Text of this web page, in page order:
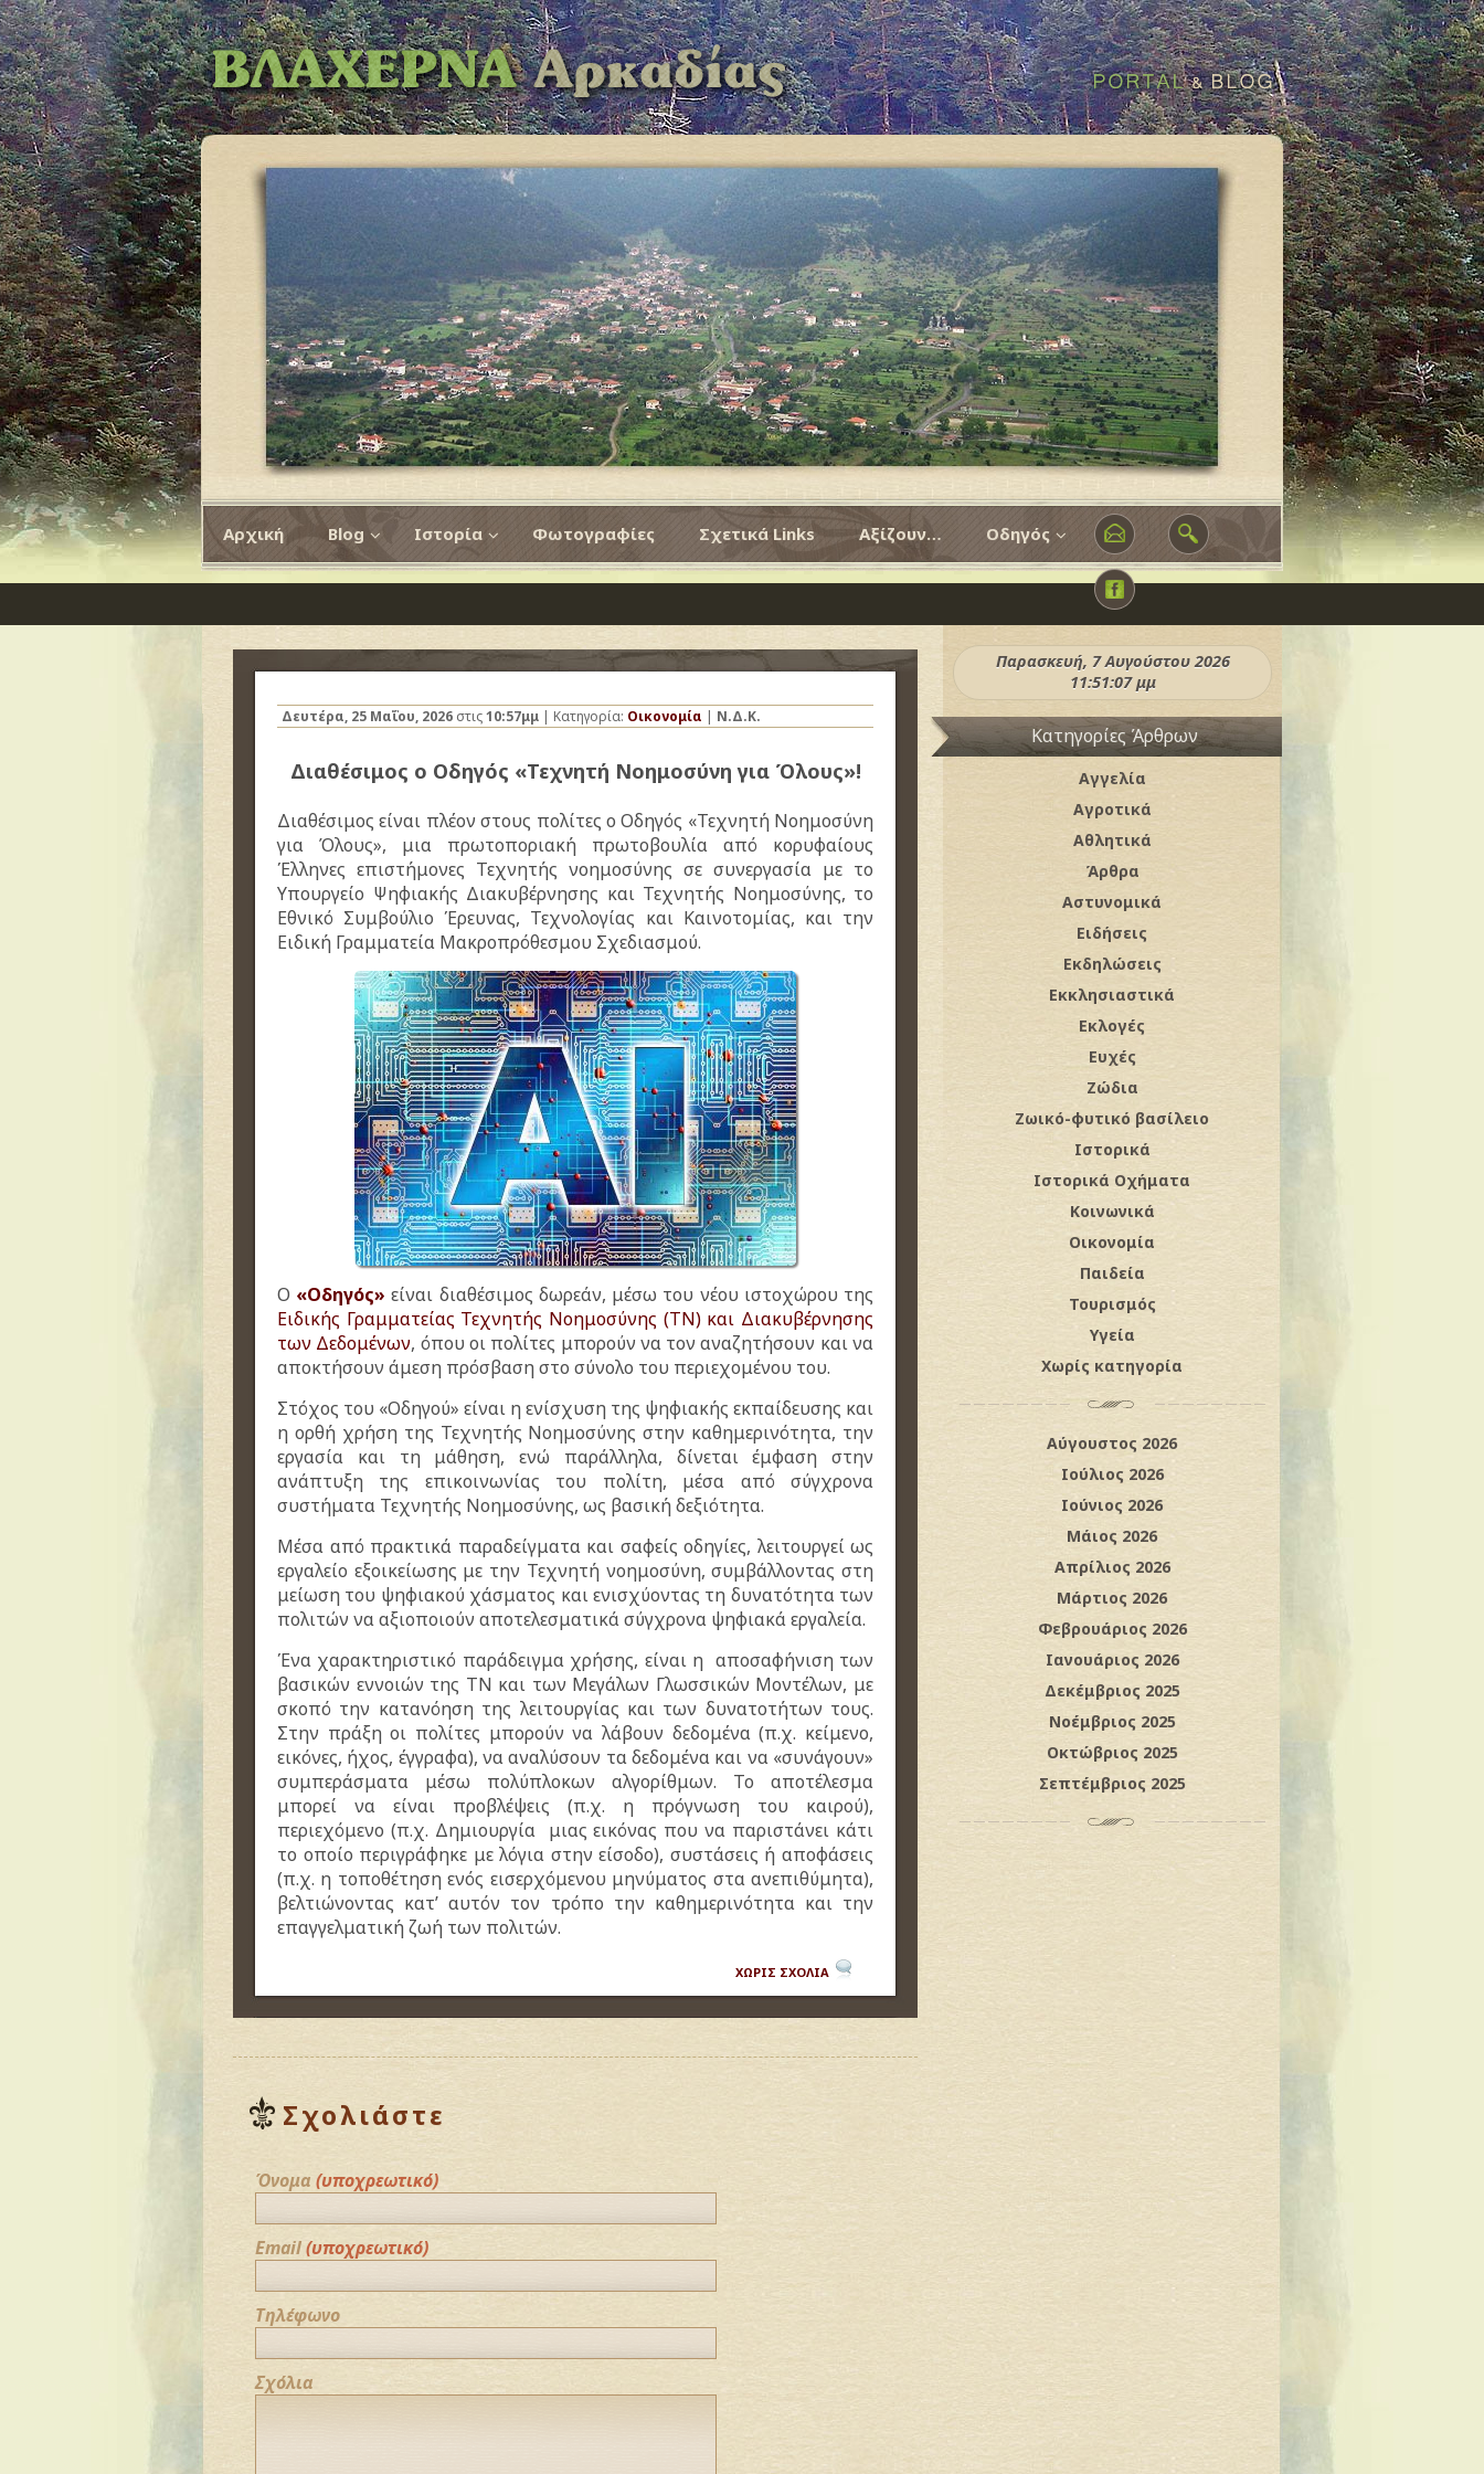
Αρχική Blog Ιστορία Φωτογραφίες Σχετικά Links Αξίζουν… Οδηγός
Δευτέρα, 25 Μαΐου, 2026 στις10:57μμ | Κατηγορία: Οικονομία | Ν.Δ.Κ.
Διαθέσιμος ο Οδηγός «Τεχνητή Νοημοσύνη για Όλους»!
Διαθέσιμος είναι πλέον στους πολίτες ο Οδηγός «Τεχνητή Νοημοσύνη
για Όλους», μια πρωτοποριακή πρωτοβουλία από κορυφαίους
Έλληνες επιστήμονες Τεχνητής νοημοσύνης σε συνεργασία με το
Υπουργείο Ψηφιακής Διακυβέρνησης και Τεχνητής Νοημοσύνης, το
Εθνικό Συμβούλιο Έρευνας, Τεχνολογίας και Καινοτομίας, και την
Ειδική Γραμματεία Μακροπρόθεσμου Σχεδιασμού.
Ο «Οδηγός»είναι διαθέσιμος δωρεάν, μέσω του νέου ιστοχώρου της
Ειδικής Γραμματείας Τεχνητής Νοημοσύνης (ΤΝ) και Διακυβέρνησης
των Δεδομένων, όπου οι πολίτες μπορούν να τον αναζητήσουν και να
αποκτήσουν άμεση πρόσβαση στο σύνολο του περιεχομένου του.
Στόχος του «Οδηγού» είναι η ενίσχυση της ψηφιακής εκπαίδευσης και
η ορθή χρήση της Τεχνητής Νοημοσύνης στην καθημερινότητα, την
εργασία και τη μάθηση, ενώ παράλληλα, δίνεται έμφαση στην
ανάπτυξη της επικοινωνίας του πολίτη, μέσα από σύγχρονα
συστήματα Τεχνητής Νοημοσύνης, ως βασική δεξιότητα.
Μέσα από πρακτικά παραδείγματα και σαφείς οδηγίες, λειτουργεί ως
εργαλείο εξοικείωσης με την Τεχνητή νοημοσύνη, συμβάλλοντας στη
μείωση του ψηφιακού χάσματος και ενισχύοντας τη δυνατότητα των
πολιτών να αξιοποιούν αποτελεσματικά σύγχρονα ψηφιακά εργαλεία.
Ένα χαρακτηριστικό παράδειγμα χρήσης, είναι η αποσαφήνιση των
βασικών εννοιών της ΤΝ και των Μεγάλων Γλωσσικών Μοντέλων, με
σκοπό την κατανόηση της λειτουργίας και των δυνατοτήτων τους.
Στην πράξη οι πολίτες μπορούν να λάβουν δεδομένα (π.χ. κείμενο,
εικόνες, ήχος, έγγραφα), να αναλύσουν τα δεδομένα και να «συνάγουν»
συμπεράσματα μέσω πολύπλοκων αλγορίθμων. Το αποτέλεσμα
μπορεί να είναι προβλέψεις (π.χ. η πρόγνωση του καιρού),
περιεχόμενο (π.χ. Δημιουργία μιας εικόνας που να παριστάνει κάτι
το οποίο περιγράφηκε με λόγια στην είσοδο), συστάσεις ή αποφάσεις
(π.χ. η τοποθέτηση ενός εισερχόμενου μηνύματος στα ανεπιθύμητα),
βελτιώνοντας κατ’ αυτόν τον τρόπο την καθημερινότητα και την
επαγγελματική ζωή των πολιτών.
ΧΩΡΙΣ ΣΧΟΛΙΑ
Σχολιάστε
Όνομα (υποχρεωτικό)
Email(υποχρεωτικό)
Τηλέφωνο
Σχόλια
Παρασκευή, 7 Αυγούστου 2026
11:51:09 μμ
Κατηγορίες Άρθρων
Αγγελία
Αγροτικά
Αθλητικά
Άρθρα
Αστυνομικά
Ειδήσεις
Εκδηλώσεις
Εκκλησιαστικά
Εκλογές
Ευχές
Ζώδια
Ζωικό-φυτικό βασίλειο
Ιστορικά
Ιστορικά Οχήματα
Κοινωνικά
Οικονομία
Παιδεία
Τουρισμός
Υγεία
Χωρίς κατηγορία
Αύγουστος 2026
Ιούλιος 2026
Ιούνιος 2026
Μάιος 2026
Απρίλιος 2026
Μάρτιος 2026
Φεβρουάριος 2026
Ιανουάριος 2026
Δεκέμβριος 2025
Νοέμβριος 2025
Οκτώβριος 2025
Σεπτέμβριος 2025